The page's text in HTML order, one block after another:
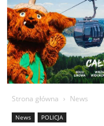
Strona główna News
News POLICJA